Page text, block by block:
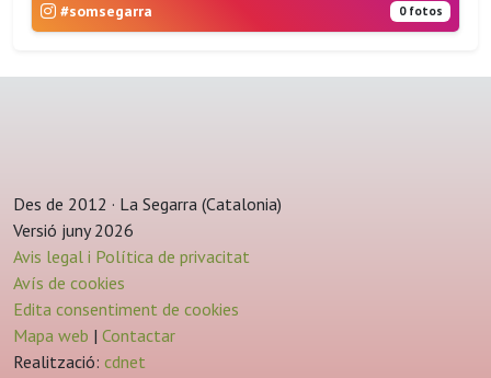
#somsegarra 0 fotos
Des de 2012 · La Segarra (Catalonia)
Versió juny 2026
Avis legal i Política de privacitat
Avís de cookies
Edita consentiment de cookies
Mapa web | Contactar
Realització: cdnet